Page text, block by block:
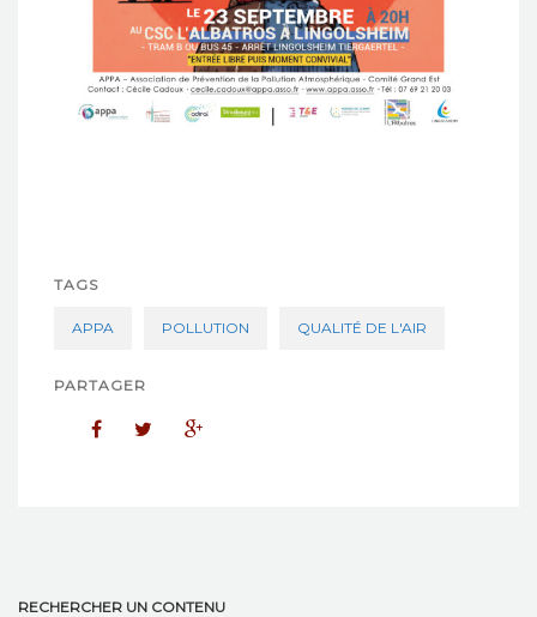
TAGS
APPA POLLUTION QUALITÉ DE L'AIR
PARTAGER
RECHERCHER UN CONTENU